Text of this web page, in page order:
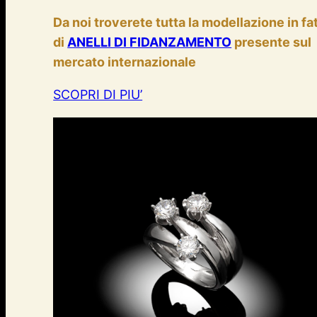
Da noi troverete tutta la modellazione in
di ANELLI DI FIDANZAMENTO presente sul
mercato internazionale
SCOPRI DI PIU’